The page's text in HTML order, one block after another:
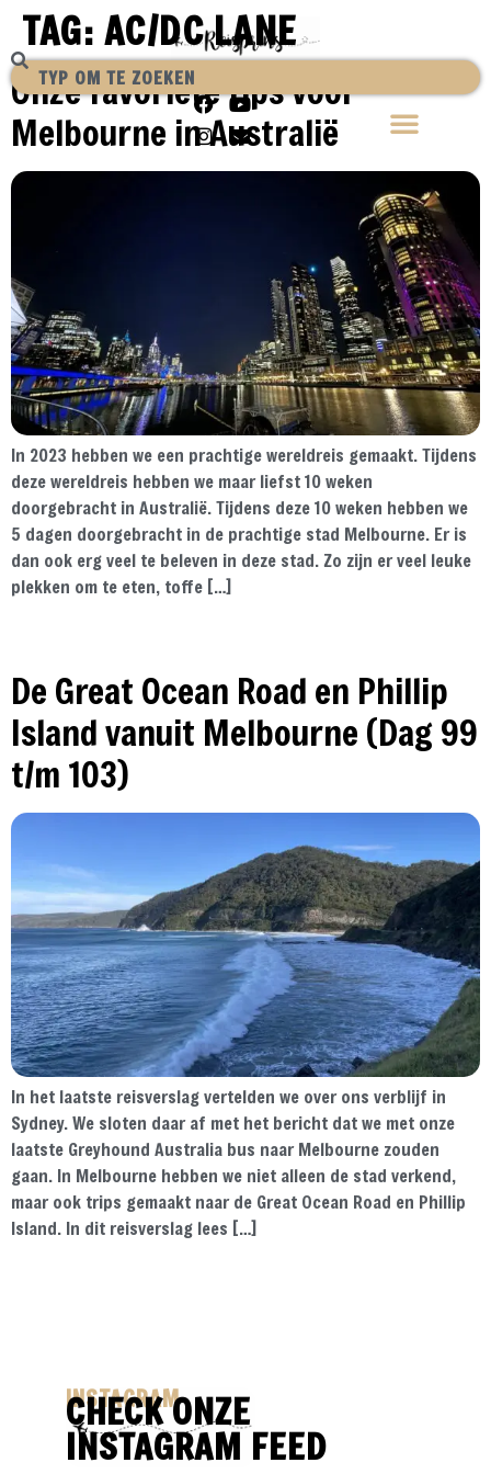
TAG: AC/DC LANE
Onze favoriete tips voor
Melbourne in Australië
In 2023 hebben we een prachtige wereldreis gemaakt. Tijdens
deze wereldreis hebben we maar liefst 10 weken
doorgebracht in Australië. Tijdens deze 10 weken hebben we
5 dagen doorgebracht in de prachtige stad Melbourne. Er is
dan ook erg veel te beleven in deze stad. Zo zijn er veel leuke
plekken om te eten, toffe […]
De Great Ocean Road en Phillip
Island vanuit Melbourne (Dag 99
t/m 103)
In het laatste reisverslag vertelden we over ons verblijf in
Sydney. We sloten daar af met het bericht dat we met onze
laatste Greyhound Australia bus naar Melbourne zouden
gaan. In Melbourne hebben we niet alleen de stad verkend,
maar ook trips gemaakt naar de Great Ocean Road en Phillip
Island. In dit reisverslag lees […]
INSTAGRAM
CHECK ONZE
INSTAGRAM FEED